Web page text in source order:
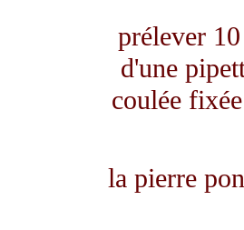
prélever
d'une
coulée
la pierre